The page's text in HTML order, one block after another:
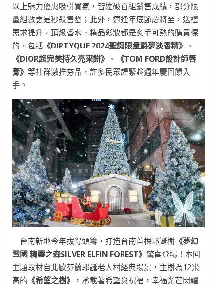
以上魅力優惠吸引買氣，皆達破百組銷售成績，部分限
量組數更是秒殺售罄；此外，適逢年底節慶將至，送禮
需求提升，頂級香水、精品彩妝都是炙手可熱的購買標
的，包括 《DIPTYQUE 2024聖誕限量爵夢淡香精》
、
《DIOR超完美持久亮采餅》 、 《TOM FORD設計師唇
膏》 等社群激推夯品，許多民眾趕緊趁週年慶回饋入
手。
台南新地今年拔得頭籌，打造台南首棵耶誕樹 《夢幻
雪國 精靈之森SILVER ELFIN FOREST》 驚喜登場！本回
主題取材自北歐芬蘭耶誕老人村經典場景，主樹為12米
高的 《希望之樹》
，承載著希望與祝福，幸福光芒閃耀